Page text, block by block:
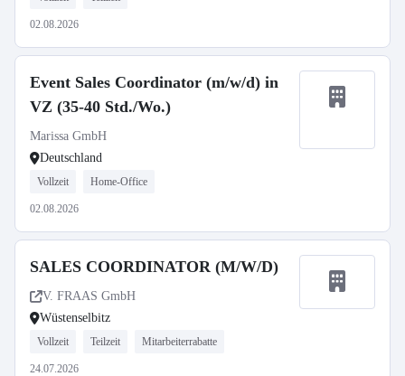
02.08.2026
Event Sales Coordinator (m/w/d) in
VZ (35-40 Std./Wo.)
Marissa GmbH
Deutschland
Vollzeit Home-Office
02.08.2026
SALES COORDINATOR (M/W/D)
V. FRAAS GmbH
Wüstenselbitz
Vollzeit Teilzeit Mitarbeiterrabatte
24.07.2026